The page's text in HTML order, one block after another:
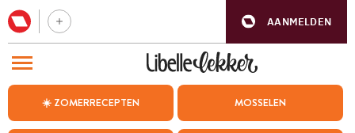
AANMELDEN
☀️ ZOMERRECEPTEN MOSSELEN
BEZOEK ONZE ANDERE WEBSITES